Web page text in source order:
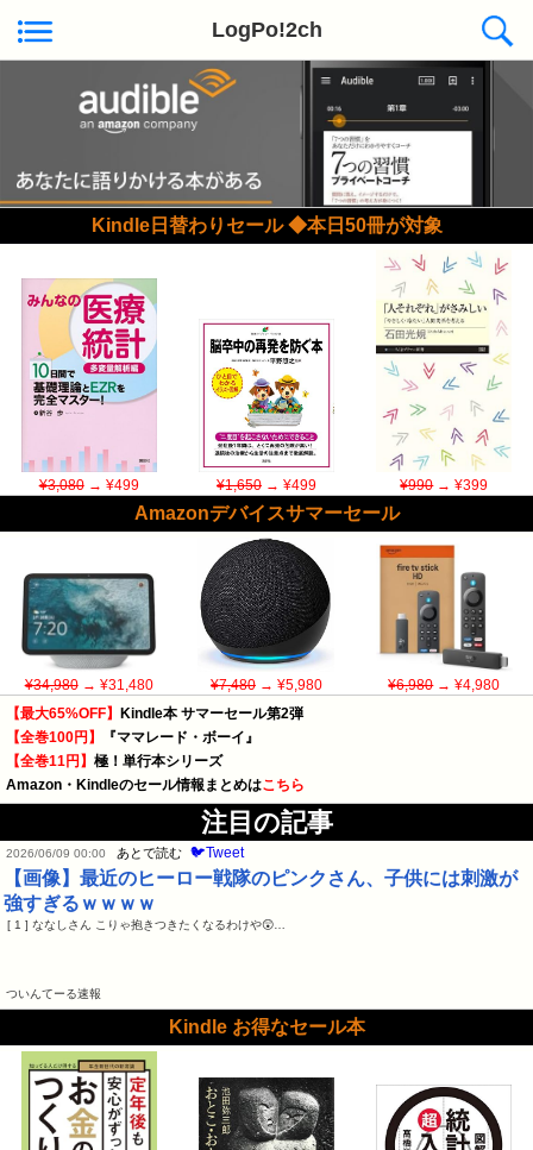
LogPo!2ch
Kindle日替わりセール ◆本日50冊が対象
¥3,080→ ¥499 ¥1,650→ ¥499 ¥990→ ¥399
Amazonデバイスサマーセール
¥34,980→ ¥31,480 ¥7,480→ ¥5,980 ¥6,980→ ¥4,980
【最大65%OFF】 Kindle本 サマーセール第2弾
【全巻100円】
『ママレード・ボーイ』
【全巻11円】 極！単行本シリーズ
Amazon・Kindleのセール情報まとめはこちら
注目の記事
2026/06/09 00:00 あとで読む 🐦Tweet
【画像】最近のヒーロー戦隊のピンクさん、子供には刺激が
強すぎるｗｗｗｗ
[ 1 ] ななしさん こりゃ抱きつきたくなるわけや😲…
ついんてーる速報
Kindle お得なセール本